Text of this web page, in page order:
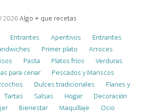
2026Algo + que recetas
Entrantes Aperitivos
Entrantes
Primer plato
Arroces
Pasta Platos fríos
Verduras
para cenar
Pescados y Mariscos
Dulces tradicionales
Flanes y
Tartas Salsas Hogar
Decoración
Bienestar Maquillaje Ocio